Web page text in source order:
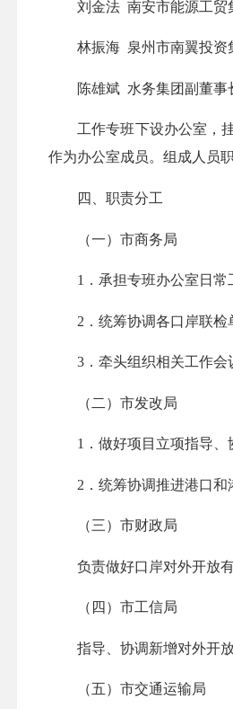
刘金法 南安市能源工贸
林振海 泉州市南翼投资集
陈雄斌 水务集团副董事
工作专班下设办公室，挂
作为办公室成员。组成人员
四、职责分工
（一）市商务局
1．承担专班办公室日常
2．统筹协调各口岸联检
3．牵头组织相关工作会
（二）市发改局
1．做好项目立项指导、
2．统筹协调推进港口和港
（三）市财政局
负责做好口岸对外开放有
（四）市工信局
指导、协调新增对外开放
（五）市交通运输局